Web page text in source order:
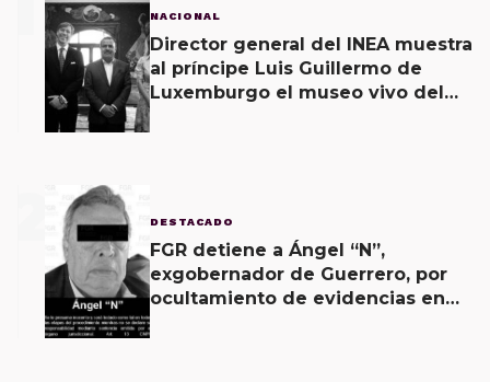
NACIONAL
Director general del INEA muestra
al príncipe Luis Guillermo de
Luxemburgo el museo vivo del
DESTACADO
FGR detiene a Ángel “N”,
exgobernador de Guerrero, por
ocultamiento de evidencias en